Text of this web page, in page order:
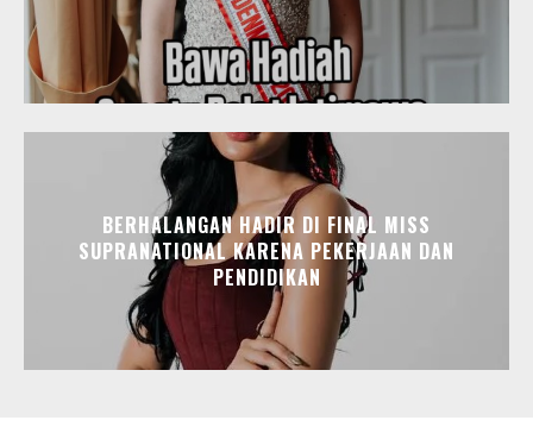
BERHALANGAN HADIR DI FINAL MISS
SUPRANATIONAL KARENA PEKERJAAN DAN
PENDIDIKAN